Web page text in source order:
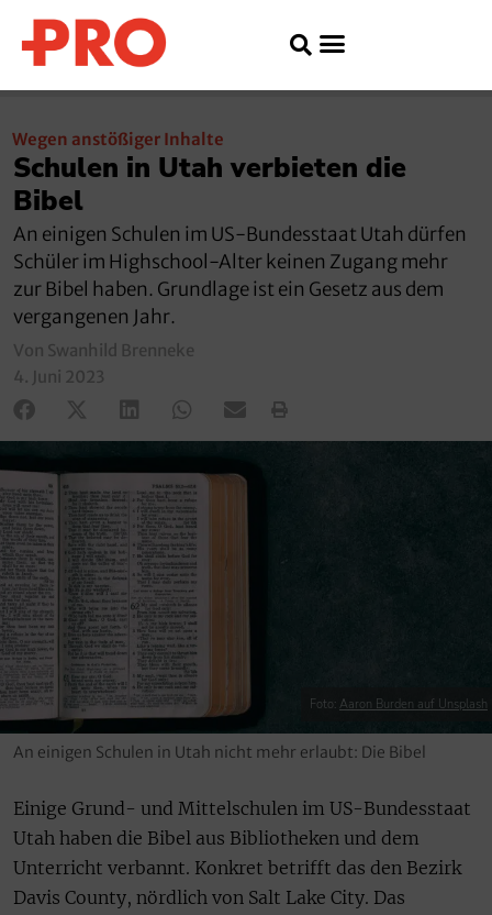
Wegen anstößiger Inhalte
Schulen in Utah verbieten die
Bibel
An einigen Schulen im US-Bundesstaat Utah dürfen
Schüler im Highschool-Alter keinen Zugang mehr
zur Bibel haben. Grundlage ist ein Gesetz aus dem
vergangenen Jahr.
Von Swanhild Brenneke
4. Juni 2023
Foto: Aaron Burden auf Unsplash
An einigen Schulen in Utah nicht mehr erlaubt: Die Bibel
Einige Grund- und Mittelschulen im US-Bundesstaat
Utah haben die Bibel aus Bibliotheken und dem
Unterricht verbannt. Konkret betrifft das den Bezirk
Davis County, nördlich von Salt Lake City. Das